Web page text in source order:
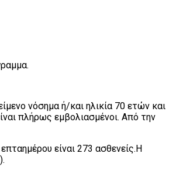
νόσημα ή/και ηλικία 70 ετών και
πλήρως εμβολιασμένοι. Από την
είναι 273 ασθενείς.Η